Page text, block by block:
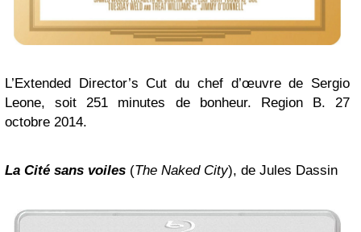
L’Extended Director’s Cut du chef d’œuvre de Sergio
Leone, soit 251 minutes de bonheur. Region B. 27
octobre 2014.
La Cité sans voiles (The Naked City), de Jules Dassin